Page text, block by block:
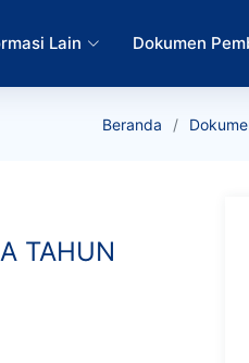
Lain Dokumen
Beranda
TAHUN